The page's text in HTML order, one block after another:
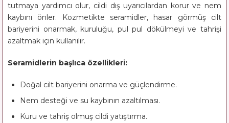
tutmaya yardımcı olur, cildi dış uyarıcılardan korur ve nem
kaybını önler. Kozmetikte seramidler, hasar görmüş cilt
bariyerini onarmak, kuruluğu, pul pul dökülmeyi ve tahrişi
azaltmak için kullanılır.
Seramidlerin başlıca özellikleri:
Doğal cilt bariyerini onarma ve güçlendirme.
Nem desteği ve su kaybının azaltılması.
Kuru ve tahriş olmuş cildi yatıştırma.